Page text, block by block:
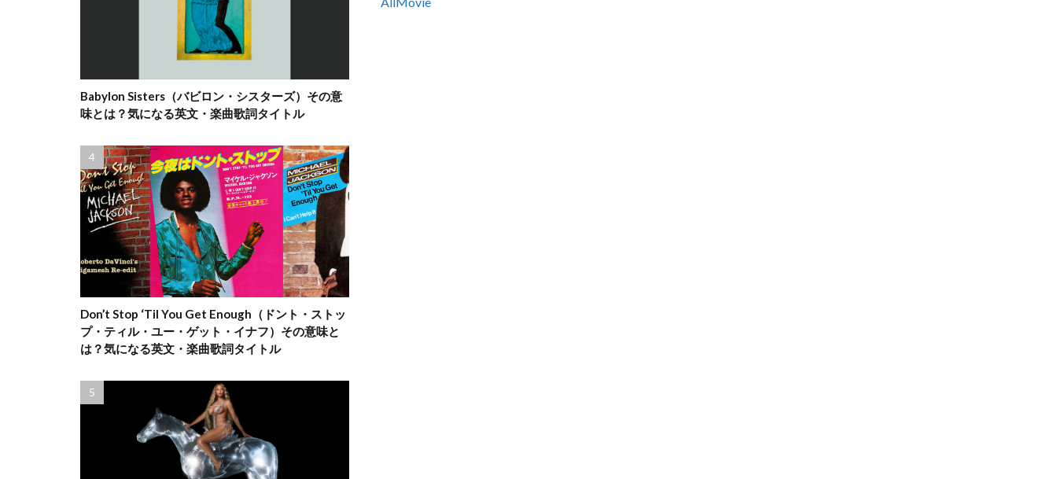
Babylon Sisters（バビロン・シスターズ）その意
味とは？気になる英文・楽曲歌詞タイトル
Don’t Stop ‘Til You Get Enough（ドント・ストッ
プ・ティル・ユー・ゲット・イナフ）その意味と
は？気になる英文・楽曲歌詞タイトル